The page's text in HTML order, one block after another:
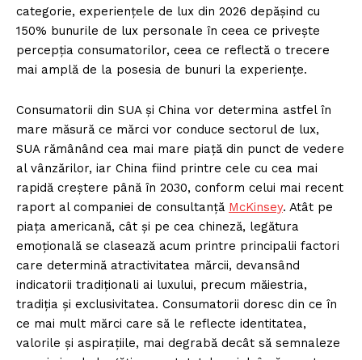
categorie, experiențele de lux din 2026 depășind cu
150% bunurile de lux personale în ceea ce privește
percepția consumatorilor, ceea ce reflectă o trecere
mai amplă de la posesia de bunuri la experiențe.
Consumatorii din SUA și China vor determina astfel în
mare măsură ce mărci vor conduce sectorul de lux,
SUA rămânând cea mai mare piață din punct de vedere
al vânzărilor, iar China fiind printre cele cu cea mai
rapidă creștere până în 2030, conform celui mai recent
raport al companiei de consultanță McKinsey. Atât pe
piața americană, cât și pe cea chineză, legătura
emoțională se clasează acum printre principalii factori
care determină atractivitatea mărcii, devansând
indicatorii tradiționali ai luxului, precum măiestria,
tradiția și exclusivitatea. Consumatorii doresc din ce în
ce mai mult mărci care să le reflecte identitatea,
valorile și aspirațiile, mai degrabă decât să semnaleze